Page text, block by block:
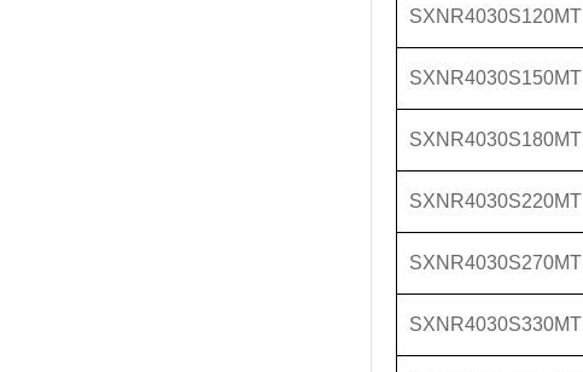
SXNR4030S120MT
SXNR4030S150MT
SXNR4030S180MT
SXNR4030S220MT
SXNR4030S270MT
SXNR4030S330MT